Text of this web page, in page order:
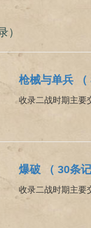
）
枪械与单兵 （
收录二战时期主要
爆破 （ 30条记
收录二战时期主要